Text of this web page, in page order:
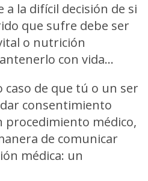
la difícil decisión de si
que sufre debe ser
o nutrición
con vida…
caso de que tú o un ser
consentimiento
médico,
de comunicar
médica: un